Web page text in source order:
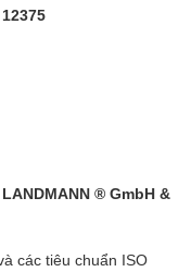
LANDMANN ® GmbH &
các tiêu chuẩn ISO